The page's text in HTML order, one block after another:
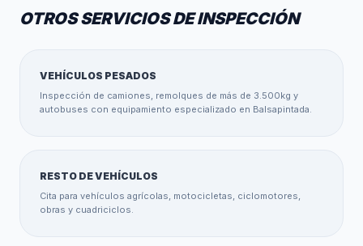
OTROS SERVICIOS DE INSPECCIÓN
VEHÍCULOS PESADOS
Inspección de camiones, remolques de más de 3.500kg y
autobuses con equipamiento especializado en Balsapintada.
RESTO DE VEHÍCULOS
Cita para vehículos agrícolas, motocicletas, ciclomotores,
obras y cuadriciclos.